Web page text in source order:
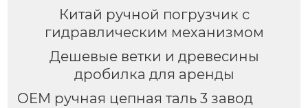
Китай ручной погрузчик с
гидравлическим механизмом
Дешевые ветки и древесины
дробилка для аренды
OEM ручная цепная таль 3 завод